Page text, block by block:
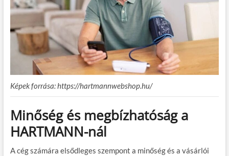
Képek forrása: https://hartmannwebshop.hu/
Minőség és megbízhatóság a
HARTMANN-nál
A cég számára elsődleges szempont a minőség és a vásárlói